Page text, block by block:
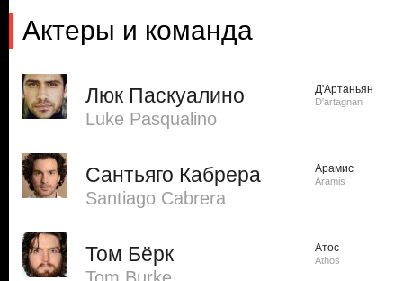
Актеры и команда
Люк Паскуалино
Luke Pasqualino
Д'Артаньян
D'artagnan
Сантьяго Кабрера
Santiago Cabrera
Арамис
Aramis
Том Бёрк Атос
Athos